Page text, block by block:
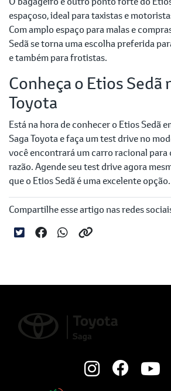
espaçoso, ideal para taxistas e
Com amplo espaço para malas e
Sedã se torna uma escolha preferida
e também para frotistas.
Conheça o Etios Sedã
Toyota
Está na hora de conhecer o Etios Sedã
Saga Toyota e faça um test drive no
você encontrará um carro racional para
razão. Agende seu test drive agora
que o Etios Sedã é uma excelente opção.
Compartilhe esse artigo nas redes